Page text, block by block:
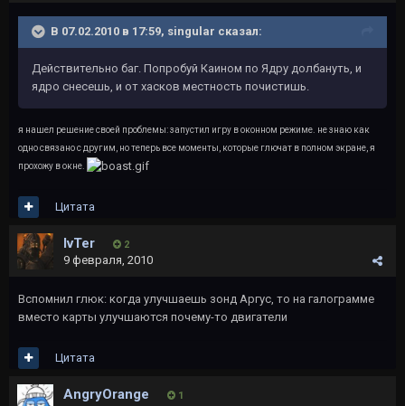
В 07.02.2010 в 17:59, singular сказал:
Действительно баг. Попробуй Каином по Ядру долбануть, и
ядро снесешь, и от хасков местность почистишь.
я нашел решение своей проблемы: запустил игру в оконном режиме. не знаю как
одно связано с другим, но теперь все моменты, которые глючат в полном экране, я
прохожу в окне.
Цитата
IvTer 2
9 февраля, 2010
Вспомнил глюк: когда улучшаешь зонд Аргус, то на галограмме
вместо карты улучшаются почему-то двигатели
Цитата
AngryOrange 1